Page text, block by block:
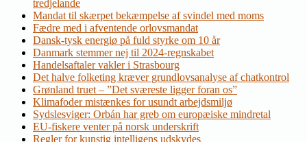
tredjelande
Mandat til skærpet bekæmpelse af svindel med moms
Fædre med i afventende orlovsmandat
Dansk-tysk energiø på fuld styrke om 10 år
Danmark stemmer nej til 2024-regnskabet
Handelsaftaler vakler i Strasbourg
Det halve folketing kræver grundlovsanalyse af chatkontrol
Grønland truet – ”Det sværeste ligger foran os”
Klimafoder mistænkes for usundt arbejdsmiljø
Sydslesviger: Orbán har greb om europæiske mindretal
EU-fiskere venter på norsk underskrift
Regler for kunstig intelligens udskydes